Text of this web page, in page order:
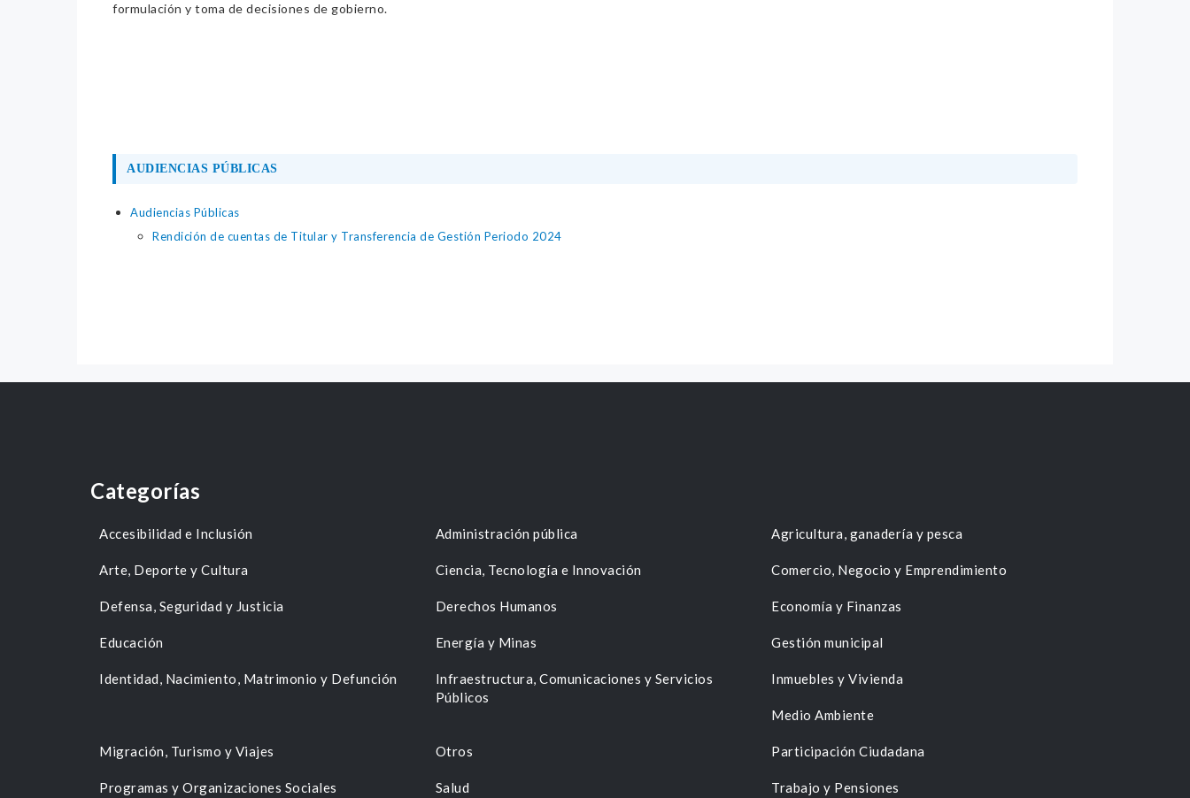
formulación y toma de decisiones de gobierno.
AUDIENCIAS PÚBLICAS
Audiencias Públicas
Rendición de cuentas de Titular y Transferencia de Gestión Periodo 2024
Categorías
Accesibilidad e Inclusión Administración pública Agricultura, ganadería y pesca
Arte, Deporte y Cultura Ciencia, Tecnología e Innovación Comercio, Negocio y Emprendimiento
Defensa, Seguridad y Justicia Derechos Humanos Economía y Finanzas
Educación Energía y Minas Gestión municipal
Identidad, Nacimiento, Matrimonio y Defunción
Infraestructura, Comunicaciones y Servicios
Públicos
Inmuebles y Vivienda
Medio Ambiente
Migración, Turismo y Viajes Otros Participación Ciudadana
Programas y Organizaciones Sociales Salud Trabajo y Pensiones